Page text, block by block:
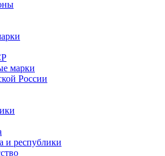
марки
России
и республики